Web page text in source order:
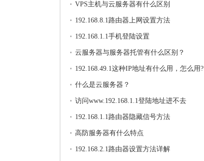
VPS主机与云服务器有什么区别
192.168.8.1路由器上网设置方法
192.168.1.1手机登陆设置
云服务器与服务器托管有什么区别？
192.168.49.1这种IP地址有什么用，怎么用?
什么是云服务器？
访问www.192.168.1.1登陆地址进不去
192.168.1.1路由器隐藏信号方法
高防服务器有什么特点
192.168.2.1路由器设置方法详解